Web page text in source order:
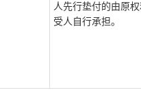
人先行垫付的由原
受人自行承担。